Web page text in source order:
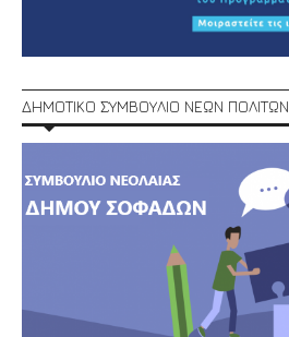
ΔΗΜΟΤΙΚΟ ΣΥΜΒΟΥΛΙΟ ΝΕΩΝ ΠΟΛΙΤΩΝ